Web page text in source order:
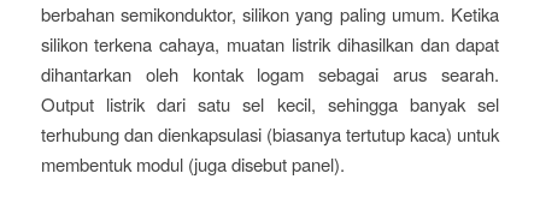
berbahan semikonduktor, silikon yang paling umum. Ketika
silikon terkena cahaya, muatan listrik dihasilkan dan dapat
dihantarkan oleh kontak logam sebagai arus searah.
Output listrik dari satu sel kecil, sehingga banyak sel
terhubung dan dienkapsulasi (biasanya tertutup kaca) untuk
membentuk modul (juga disebut panel).